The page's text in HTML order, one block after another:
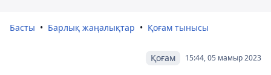
Басты Барлық жаңалықтар Қоғам тынысы
15:44, 05 мамыр 2023
Қоғам